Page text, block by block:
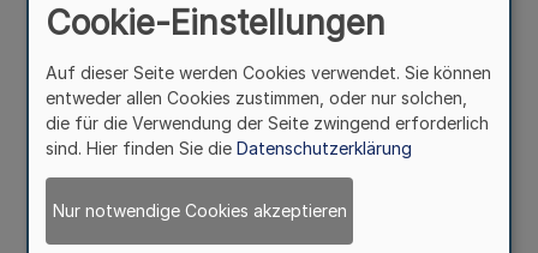
Kreisen, kreisfreien und
kreisangehörigen Städten
im Rheinland für das
Haushaltsjahr 2004
Cookie-Einstellungen
Auf dieser Seite werden Cookies verwendet. Sie können
entweder allen Cookies zustimmen, oder nur solchen,
die für die Verwendung der Seite zwingend erforderlich
sind. Hier finden Sie die Datenschutzerklärung
Nur notwendige Cookies akzeptieren